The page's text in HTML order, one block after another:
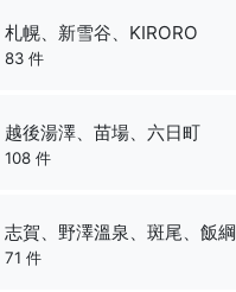
札幌、新雪谷、KIRORO
83 件
越後湯澤、苗場、六日町
108 件
志賀、野澤溫泉、斑尾、飯綱
71 件